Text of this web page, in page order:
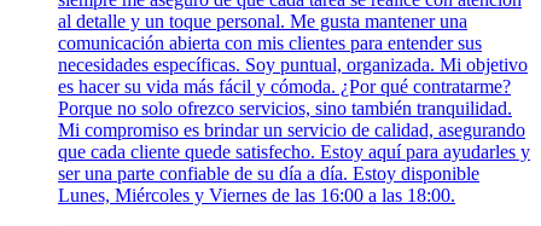
al detalle y un toque personal. Me gusta mantener una
comunicación abierta con mis clientes para entender sus
necesidades específicas. Soy puntual, organizada. Mi objetivo
es hacer su vida más fácil y cómoda. ¿Por qué contratarme?
Porque no solo ofrezco servicios, sino también tranquilidad.
Mi compromiso es brindar un servicio de calidad, asegurando
que cada cliente quede satisfecho. Estoy aquí para ayudarles y
ser una parte confiable de su día a día. Estoy disponible
Lunes, Miércoles y Viernes de las 16:00 a las 18:00.